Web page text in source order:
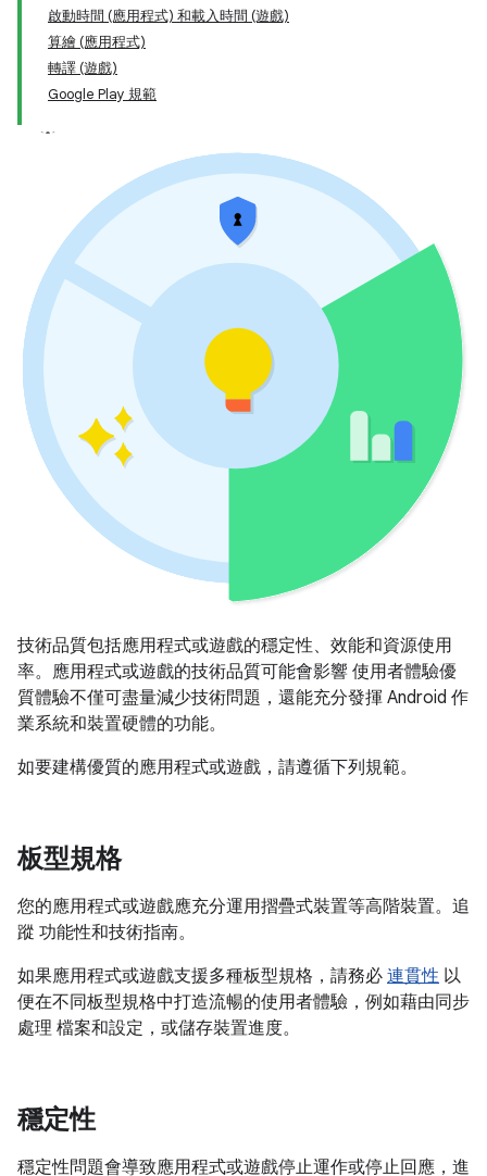
啟動時間 (應用程式) 和載入時間 (遊戲)
算繪 (應用程式)
轉譯 (遊戲)
Google Play 規範
技術品質包括應用程式或遊戲的穩定性、效能和資源使用
率。應用程式或遊戲的技術品質可能會影響 使用者體驗優
質體驗不僅可盡量減少技術問題，還能充分發揮 Android 作
業系統和裝置硬體的功能。
如要建構優質的應用程式或遊戲，請遵循下列規範。
板型規格
您的應用程式或遊戲應充分運用摺疊式裝置等高階裝置。追
蹤 功能性和技術指南。
如果應用程式或遊戲支援多種板型規格，請務必 連貫性 以
便在不同板型規格中打造流暢的使用者體驗，例如藉由同步
處理 檔案和設定，或儲存裝置進度。
穩定性
穩定性問題會導致應用程式或遊戲停止運作或停止回應，進